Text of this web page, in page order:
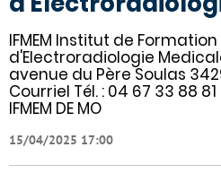
IFMEM Institut de
d'Electroradiologie
avenue du Père Soulas
Courriel Tél. : 04 67 33 88
IFMEM DE MO
15/04/2025 17:00